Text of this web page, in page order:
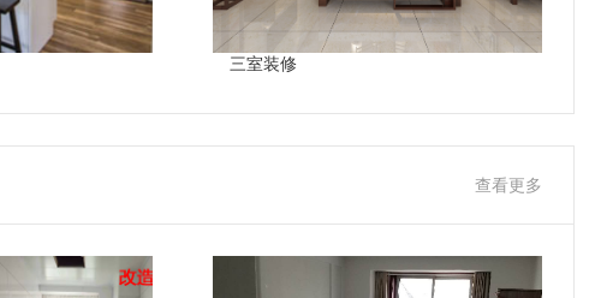
三室装修
查看更多